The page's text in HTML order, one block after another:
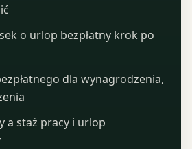
o urlop bezpłatny krok po
dla wynagrodzenia,
a staż pracy i urlop